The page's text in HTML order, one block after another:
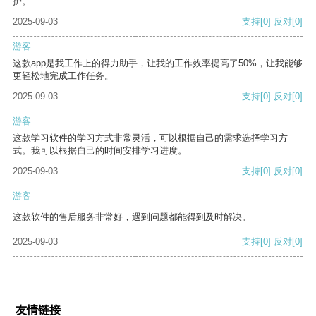
2025-09-03
支持[0] 反对[0]
游客
这款app是我工作上的得力助手，让我的工作效率提高了50%，让我能够
更轻松地完成工作任务。
2025-09-03
支持[0] 反对[0]
游客
这款学习软件的学习方式非常灵活，可以根据自己的需求选择学习方
式。我可以根据自己的时间安排学习进度。
2025-09-03
支持[0] 反对[0]
游客
这款软件的售后服务非常好，遇到问题都能得到及时解决。
2025-09-03 支持[0] 反对[0]
友情链接